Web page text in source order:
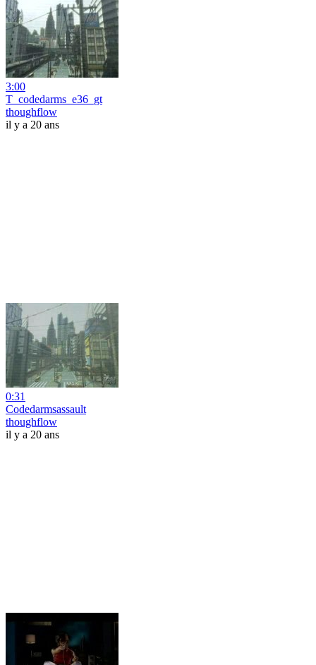
3:00
T_codedarms_e36_gt
thoughflow
il y a 20 ans
0:31
Codedarmsassault
thoughflow
il y a 20 ans